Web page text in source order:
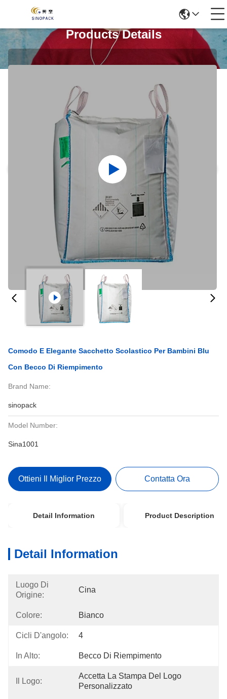
Products Details
Comodo E Elegante Sacchetto Scolastico Per Bambini Blu
Con Becco Di Riempimento
Brand Name:
sinopack
Model Number:
Sina1001
Ottieni Il Miglior Prezzo Contatta Ora
Detail Information Product Description
Detail Information
Luogo Di
Origine:
Cina
Colore: Bianco
Cicli D'angolo: 4
In Alto: Becco Di Riempimento
Il Logo:
Accetta La Stampa Del Logo
Personalizzato